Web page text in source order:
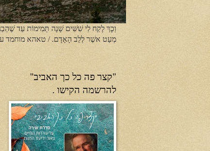
וְכָךְ לָקַח לִי שִׁשִּׁים שָׁנָה תְּמִימוֹת עַד
מְעַט אשֶׁר לְלֵב הָאָדָם. / טאהא מוחמד עלי
"קצר פה כל כך האביב"
להרשמה הקישו .